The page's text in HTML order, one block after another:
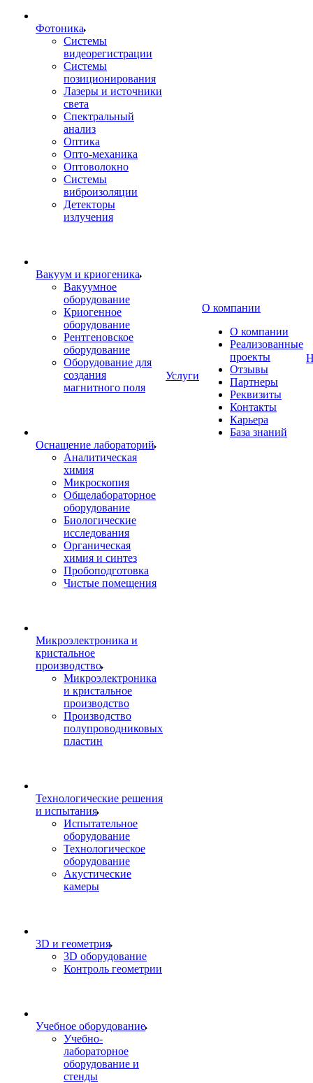
Фотоника
Cистемы
видеорегистрации
Системы
позиционирования
Лазеры и источники
света
Спектральный
анализ
Оптика
Опто-механика
Оптоволокно
Системы
виброизоляции
Детекторы
излучения
Вакуум и криогеника
Вакуумное
оборудование
Криогенное
оборудование
Рентгеновское
оборудование
Оборудование для
создания
магнитного поля
Оснащение лабораторий
Аналитическая
химия
Микроскопия
Общелабораторное
оборудование
Биологические
исследования
Органическая
химия и синтез
Пробоподготовка
Чистые помещения
Микроэлектроника и
кристальное
производство
Микроэлектроника
и кристальное
производство
Производство
полупроводниковых
пластин
Технологические решения
и испытания
Испытательное
оборудование
Технологическое
оборудование
Акустические
камеры
3D и геометрия
3D оборудование
Контроль геометрии
Учебное оборудование
Учебно-
лабораторное
оборудование и
стенды
Услуги
О компании
О компании
Реализованные
проекты
Отзывы
Партнеры
Реквизиты
Контакты
Карьера
База знаний